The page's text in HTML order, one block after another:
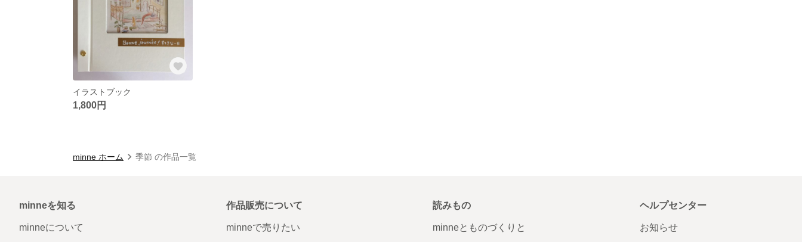
イラストブック
1,800円
minne ホーム 季節 の作品一覧
minneを知る
minneについて
作品販売について
minneで売りたい
読みもの
minneとものづくりと
ヘルプセンター
お知らせ